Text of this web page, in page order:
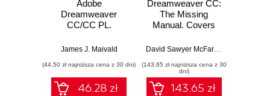
Adobe
Dreamweaver
CC/CC PL.
podręcznik
James J. Maivald
(44,50 zł najniższa cena z 30 dni)
46.28 zł
Dreamweaver CC:
The Missing
Manual. Covers
Edition
David Sawyer McFarland
(143,65 zł najniższa cena z 30
dni)
143.65 zł